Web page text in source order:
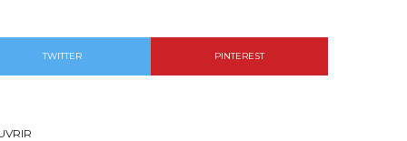
TWITTER PINTEREST